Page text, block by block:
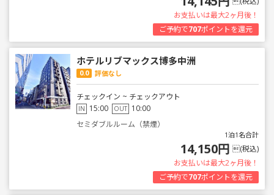
お支払いは最大2ヶ月後！
ご予約で707ポイントを還元
ホテルリブマックス博多中洲
0.0 評価なし
チェックイン ~ チェックアウト
IN 15:00 OUT 10:00
セミダブルルーム（禁煙）
1泊1名合計
14,150円 (税込)
お支払いは最大2ヶ月後！
ご予約で707ポイントを還元